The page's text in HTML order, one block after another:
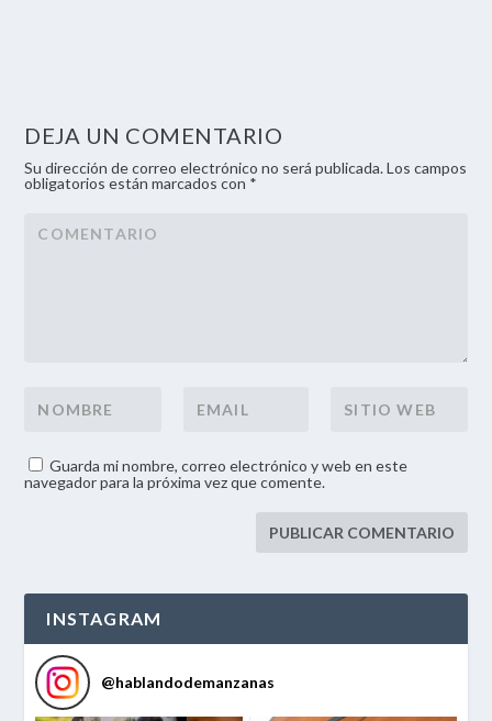
DEJA UN COMENTARIO
Su dirección de correo electrónico no será publicada. Los campos
obligatorios están marcados con *
Guarda mi nombre, correo electrónico y web en este
navegador para la próxima vez que comente.
INSTAGRAM
@hablandodemanzanas